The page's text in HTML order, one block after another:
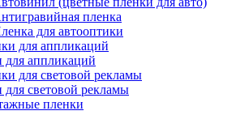
пленка
для автооптики
для аппликаций
световой рекламы